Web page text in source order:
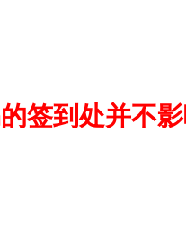
签到处并不